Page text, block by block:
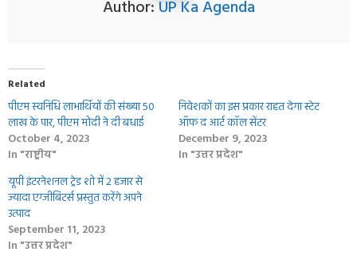
Author: UP Ka Agenda
Related
पीएम स्वनिधि लाभार्थियों की संख्या 50
लाख के पार, पीएम मोदी ने दी बधाई
October 4, 2023
In "राष्ट्रीय"
निवेशकों का इस प्रकार राहत देगा स्टेट
ऑफ द आर्ट कॉल सेंटर
December 9, 2023
In "उत्तर प्रदेश"
यूपी इंटरनेशनल ट्रेड शो में 2 हजार से
ज्यादा एग्जीबिटर्स प्रस्तुत करेंगे अपने
उत्पाद
September 11, 2023
In "उत्तर प्रदेश"